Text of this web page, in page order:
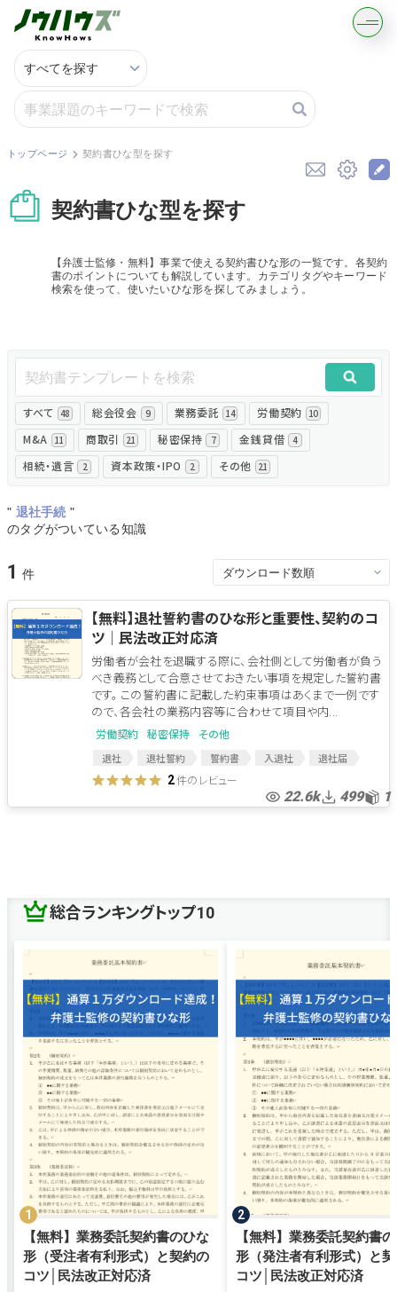
記事・コラムを読む
解決策を募集する
専門家に電話する
資本政策を無料でお試し
無料でアンケート
匿名360°評価
ちょこっと相談とは？
ログイン
トップページ 契約書ひな型を探す
契約書ひな型を探す
【弁護士監修・無料】事業で使える契約書ひな形の一覧です。各契約
書のポイントについても解説しています。カテゴリタグやキーワード
検索を使って、使いたいひな形を探してみましょう。
すべて 48 総会役会 9 業務委託 14 労働契約 10
M&A 11 商取引 21 秘密保持 7 金銭貸借 4
相続・遺言 2 資本政策・IPO 2 その他 21
" 退社手続 "
のタグがついている知識
1
【無料】退社誓約書のひな形と重要性、契約のコ
ツ│民法改正対応済
労働者が会社を退職する際に、会社側として労働者が負う
べき義務として合意させておきたい事項を規定した誓約書
です。 この誓約書に記載した約束事項はあくまで一例です
ので、各会社の業務内容等に合わせて項目や内...
労働契約 秘密保持 その他
退社 退社誓約 誓約書 入退社
退社届
退社手続
退社手続き
2件のレビュー
22.6k 499 1
総合ランキングトップ10
【無料】業務委託契約書のひな
形（受注者有利形式）と契約の
コツ│民法改正対応済
【無料】業務委託契約書
形（発注者有利形式）と
コツ│民法改正対応済